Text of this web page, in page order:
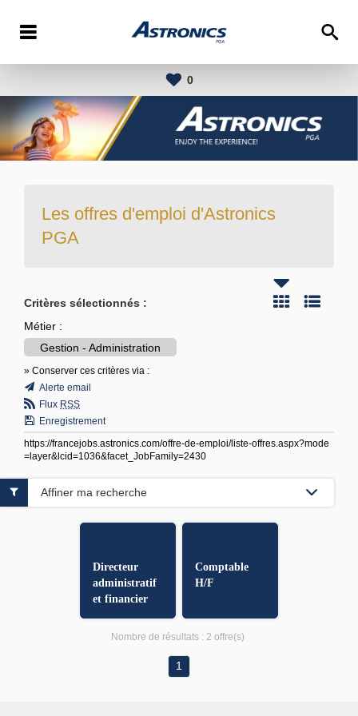
0
Les offres d'emploi d'Astronics
PGA
Critères sélectionnés :
Métier :
Gestion - Administration
» Conserver ces critères via :
Alerte email
Flux RSS
Enregistrement
https://francejobs.astronics.com/offre-de-emploi/liste-offres.aspx?mode
=layer&lcid=1036&facet_JobFamily=2430
Directeur
administratif
et financier
Comptable
H/F
Affiner ma recherche
Nombre de résultats : 2 offre(s)
1